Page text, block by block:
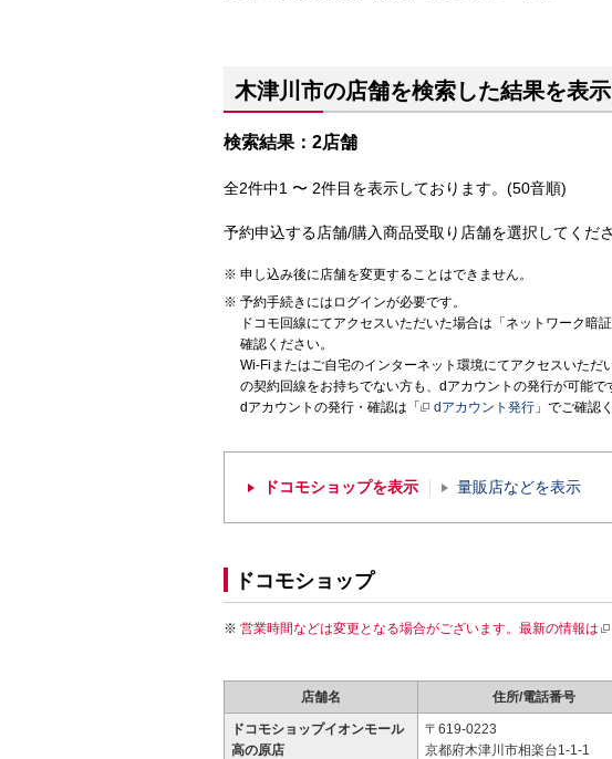
木津川市の店舗を検索した結果を表
検索結果：2店舗
全2件中1 〜 2件目を表示しております。(50音順)
予約申込する店舗/購入商品受取り店舗を選択してくださ
申し込み後に店舗を変更することはできません。
予約手続きにはログインが必要です。
ドコモ回線にてアクセスいただいた場合は「ネットワーク暗
確認ください。
Wi-Fiまたはご自宅のインターネット環境にてアクセスいた
の契約回線をお持ちでない方も、dアカウントの発行が可能で
dアカウントの発行・確認は「
dアカウント発行 」でご確認
ドコモショップを表示 量販店などを表示
ドコモショップ
営業時間などは変更となる場合がございます。最新の情報は
店舗名 住所/電話番号
ドコモショップイオンモール
高の原店
〒619-0223
京都府木津川市相楽台1-1-1